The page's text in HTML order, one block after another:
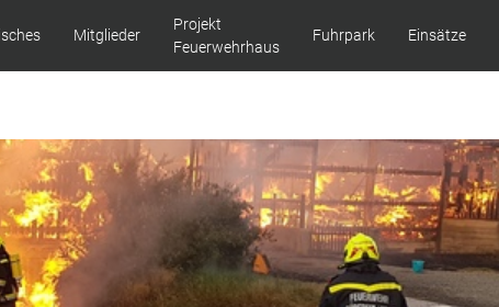
Mitglieder
Projekt
Feuerwehrhaus
Fuhrpark Einsätze